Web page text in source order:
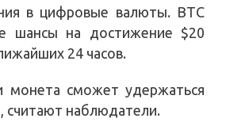
в цифровые валюты. BTC
шансы на достижение $20
24 часов.
монета сможет удержаться
считают наблюдатели.